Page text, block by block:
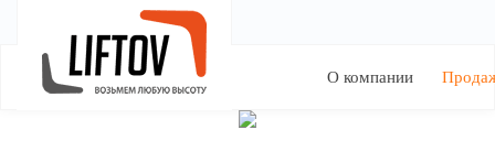
О компании